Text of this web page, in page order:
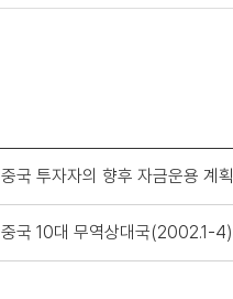
중국 투자자의 향후 자금운용 계획
중국 10대 무역상대국(2002.1-4)